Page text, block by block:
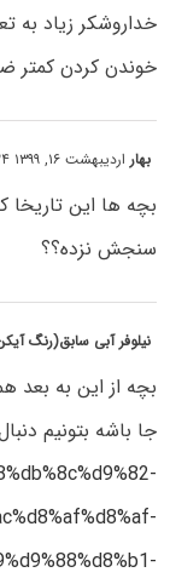
خداروشکر زیاد به
خوندن کردن کمتر
بهار اردیبهشت ۱۶, ۱۳۹۹ at ۵:۲۴ ب٫ظ
سنجش نزده؟؟
نیلوفر آبی سابق(رنگ
بچه از این به بعد
جا باشه بتونیم